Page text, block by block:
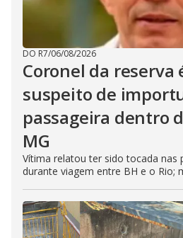
DO R7/06/08/2026
Coronel da reserva
suspeito de
passageira dentro
MG
Vítima relatou ter sido tocada nas
durante viagem entre BH e o Rio;